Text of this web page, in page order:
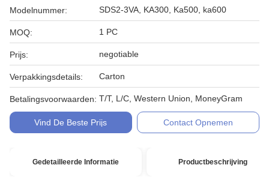
Modelnummer: SDS2-3VA, KA300, Ka500, ka600
MOQ: 1 PC
Prijs: negotiable
Verpakkingsdetails: Carton
Betalingsvoorwaarden: T/T, L/C, Western Union, MoneyGram
Vind De Beste Prijs Contact Opnemen
Gedetailleerde Informatie Productbeschrijving